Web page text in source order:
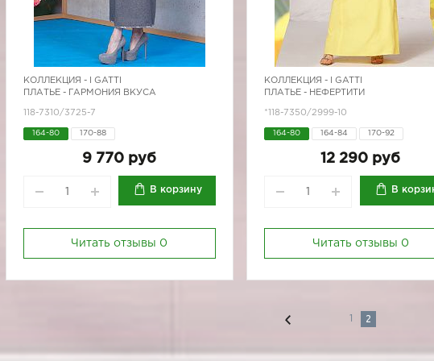
КОЛЛЕКЦИЯ -
I GATTI
ПЛАТЬЕ - ГАРМОНИЯ ВКУСА
118-7310/3725-7
164-80 170-88
9 770 руб
В корзину
Читать отзывы 0
КОЛЛЕКЦИЯ -
I GATTI
ПЛАТЬЕ - НЕФЕРТИТИ
*118-7350/2999-10
164-80 164-84 170-92
12 290 руб
В
Читать отзывы 0
1 2